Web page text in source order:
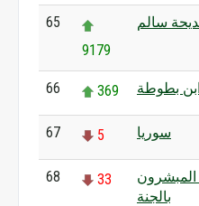
65
9179
سالم
66 369 ابن بطوطة
67 5 سوريا
68 33
بالجنة